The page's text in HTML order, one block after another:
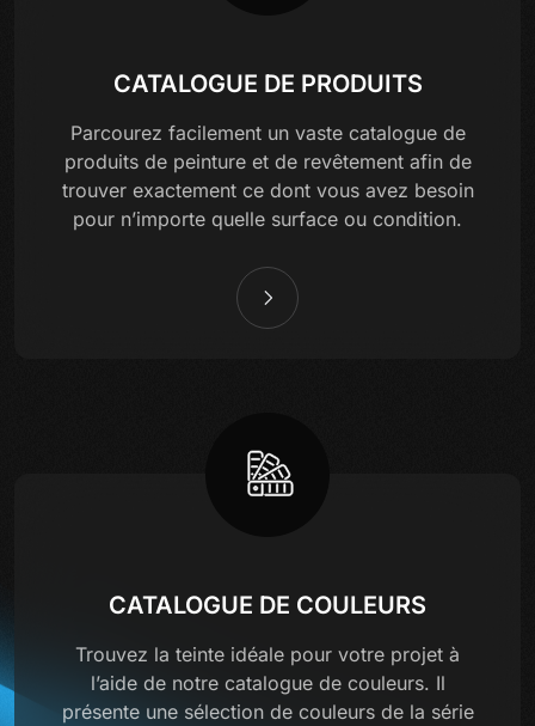
CATALOGUE DE PRODUITS
Parcourez facilement un vaste catalogue de
produits de peinture et de revêtement afin de
trouver exactement ce dont vous avez besoin
pour n’importe quelle surface ou condition.
CATALOGUE DE COULEURS
Trouvez la teinte idéale pour votre projet à
l’aide de notre catalogue de couleurs. Il
présente une sélection de couleurs de la série